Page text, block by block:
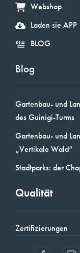
Webshop
Laden sie APP
BLOG
Blog
Gartenbau- und
des Guinigi-Turms
Gartenbau- und
„Vertikale Wald“
Stadtparks: der
Qualität
Zertifizierungen